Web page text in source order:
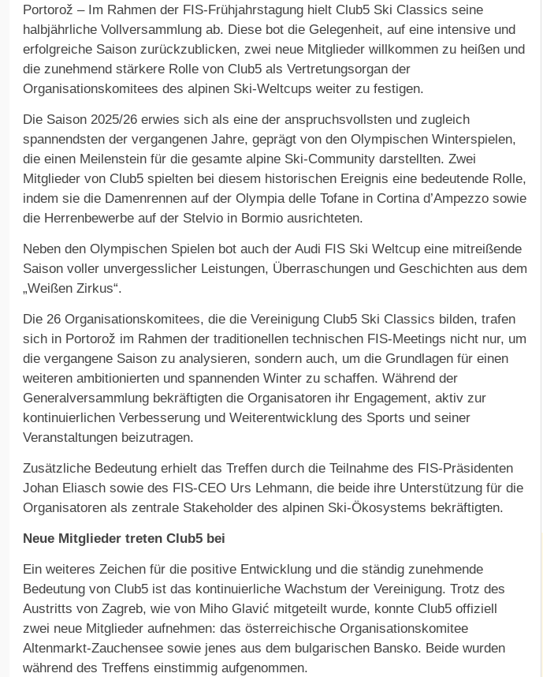
Portorož – Im Rahmen der FIS-Frühjahrstagung hielt Club5 Ski Classics seine
halbjährliche Vollversammlung ab. Diese bot die Gelegenheit, auf eine intensive und
erfolgreiche Saison zurückzublicken, zwei neue Mitglieder willkommen zu heißen und
die zunehmend stärkere Rolle von Club5 als Vertretungsorgan der
Organisationskomitees des alpinen Ski-Weltcups weiter zu festigen.
Die Saison 2025/26 erwies sich als eine der anspruchsvollsten und zugleich
spannendsten der vergangenen Jahre, geprägt von den Olympischen Winterspielen,
die einen Meilenstein für die gesamte alpine Ski-Community darstellten. Zwei
Mitglieder von Club5 spielten bei diesem historischen Ereignis eine bedeutende Rolle,
indem sie die Damenrennen auf der Olympia delle Tofane in Cortina d’Ampezzo sowie
die Herrenbewerbe auf der Stelvio in Bormio ausrichteten.
Neben den Olympischen Spielen bot auch der Audi FIS Ski Weltcup eine mitreißende
Saison voller unvergesslicher Leistungen, Überraschungen und Geschichten aus dem
„Weißen Zirkus“.
Die 26 Organisationskomitees, die die Vereinigung Club5 Ski Classics bilden, trafen
sich in Portorož im Rahmen der traditionellen technischen FIS-Meetings nicht nur, um
die vergangene Saison zu analysieren, sondern auch, um die Grundlagen für einen
weiteren ambitionierten und spannenden Winter zu schaffen. Während der
Generalversammlung bekräftigten die Organisatoren ihr Engagement, aktiv zur
kontinuierlichen Verbesserung und Weiterentwicklung des Sports und seiner
Veranstaltungen beizutragen.
Zusätzliche Bedeutung erhielt das Treffen durch die Teilnahme des FIS-Präsidenten
Johan Eliasch sowie des FIS-CEO Urs Lehmann, die beide ihre Unterstützung für die
Organisatoren als zentrale Stakeholder des alpinen Ski-Ökosystems bekräftigten.
Neue Mitglieder treten Club5 bei
Ein weiteres Zeichen für die positive Entwicklung und die ständig zunehmende
Bedeutung von Club5 ist das kontinuierliche Wachstum der Vereinigung. Trotz des
Austritts von Zagreb, wie von Miho Glavić mitgeteilt wurde, konnte Club5 offiziell
zwei neue Mitglieder aufnehmen: das österreichische Organisationskomitee
Altenmarkt-Zauchensee sowie jenes aus dem bulgarischen Bansko. Beide wurden
während des Treffens einstimmig aufgenommen.